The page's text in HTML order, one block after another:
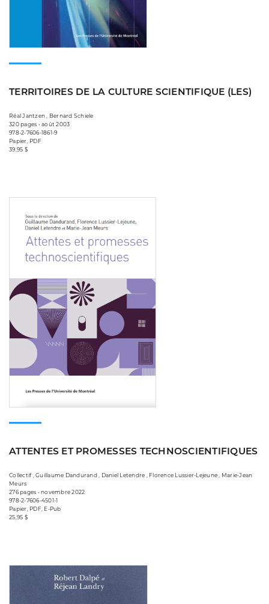
TERRITOIRES DE LA CULTURE SCIENTIFIQUE (LES)
Réal Jantzen , Bernard Schiele
320 pages • août 2003
978-2-7606-1861-9
Papier, PDF
39,95 $
ATTENTES ET PROMESSES TECHNOSCIENTIFIQUES
Collectif , Guillaume Dandurand , Daniel Letendre , Florence Lussier-Lejeune , Marie-Jean
Meurs
276 pages • novembre 2022
978-2-7606-4501-1
Papier, PDF, E-Pub
25,95 $